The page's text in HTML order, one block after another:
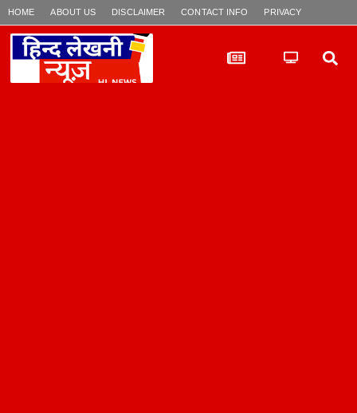
HOME ABOUT US DISCLAIMER CONTACT INFO PRIVACY POLICY